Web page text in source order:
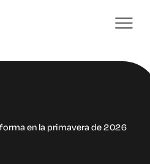
en la primavera de 2026